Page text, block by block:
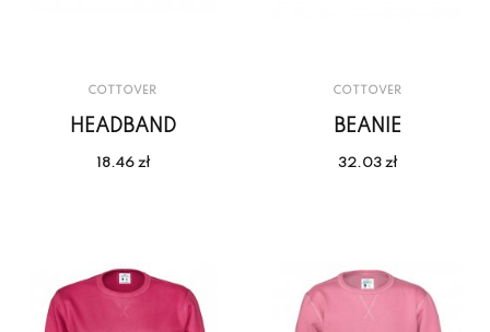
COTTOVER
HEADBAND
18.46 zł
COTTOVER
BEANIE
32.03 zł